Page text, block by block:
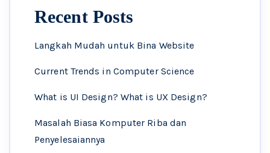
Recent Posts
Langkah Mudah untuk Bina Website
Current Trends in Computer Science
What is UI Design? What is UX Design?
Masalah Biasa Komputer Riba dan
Penyelesaiannya